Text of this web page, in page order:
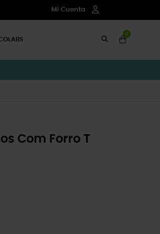
Mi Cuenta
0
Com Forro T